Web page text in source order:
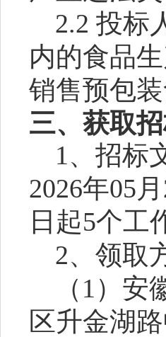
2.2投标
内的食品
销售预包
三、获取
1、招标
2026年05月
日起5个工
2、领取
（ 1）安
区升金湖